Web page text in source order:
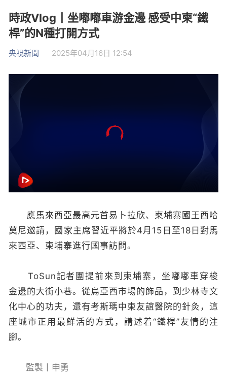
時政Vlog丨坐嘟嘟車游金邊 感受中柬“鐵
桿”的N種打開方式
央視新聞 2025年04月16日 12:54
應馬來西亞最高元首易卜拉欣、柬埔寨國王西哈
莫尼邀請，國家主席習近平將於4月15日至18日對馬
來西亞、柬埔寨進行國事訪問。
ToSun記者團提前來到柬埔寨，坐嘟嘟車穿梭
金邊的大街小巷。從烏亞西市場的飾品，到少林寺文
化中心的功夫，還有考斯瑪中柬友誼醫院的針灸，這
座城市正用最鮮活的方式，講述着“鐵桿”友情的注
腳。
監製丨申勇